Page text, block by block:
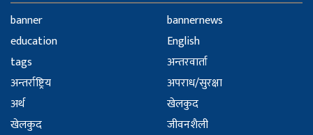
banner
bannernews
education
English
tags
अन्तरवार्ता
अन्तर्राष्ट्रिय
अपराध/सुरक्षा
अर्थ
खेलकुद
खेलकुद
जीवनशैली